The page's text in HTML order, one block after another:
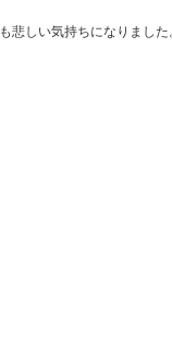
悲しい気持ちになりました